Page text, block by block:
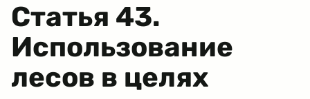
Статья 43.
Использование
лесов в целях